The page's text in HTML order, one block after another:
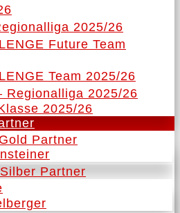
2025/26
Future Team
Team 2025/26
Regionalliga 2025/26
2025/26
Partner
Partner